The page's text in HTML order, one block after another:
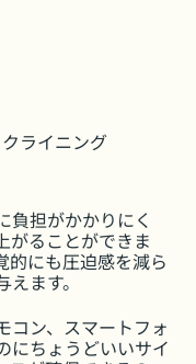
ライニング
負担がかかりにく
がることができま
的にも圧迫感を減ら
ます。
コン、スマートフォ
にちょうどいいサイ